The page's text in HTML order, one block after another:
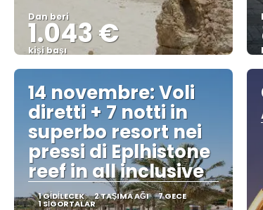
Dan beri
1.043 €
kişi başı
Görüntüle
14 novembre: Voli
diretti + 7 notti in
superbo resort nei
pressi di Eplhistone
reef in all inclusive
1 GIDILECEK 2 TAŞIMA AĞI 7 GECE
1 SIGORTALAR